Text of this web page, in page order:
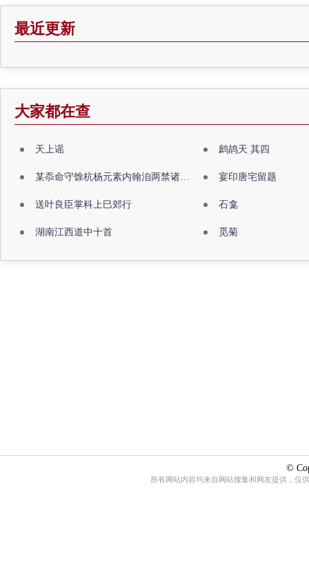
最近更新
大家都在查
天上谣 鹧鸪天 其四
某忝命守馀杭杨元素内翰洎两禁诸公出祖佛寺 宴印唐宅留题
送叶良臣掌科上巳郊行 石龛
湖南江西道中十首 觅菊
©
所有网站内容均来自网站搜集和网友提供，仅